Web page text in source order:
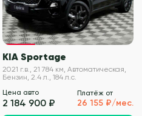
VIN проверен
KIA Sportage
2021 г.в., 21 784 км, Автоматическая,
Бензин, 2.4 л., 184 л.с.
Цена авто
2 184 900 ₽
Платёж от
26 155 ₽/мес.